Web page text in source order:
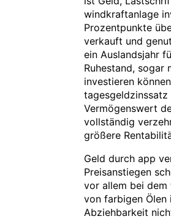
windkraftanlage
Prozentpunkte
verkauft und
ein Auslandsjahr
Ruhestand, sogar
investieren
Vermögenswert
vollständig
größere
Geld durch app
Preisanstiegen
vor allem bei dem
von farbigen
Abziehbarkeit